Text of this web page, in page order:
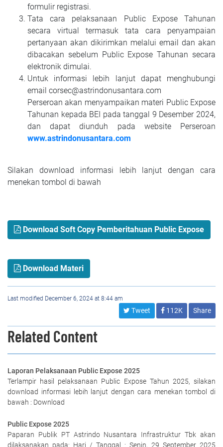
formulir registrasi.
Tata cara pelaksanaan Public Expose Tahunan
secara virtual termasuk tata cara penyampaian
pertanyaan akan dikirimkan melalui email dan akan
dibacakan sebelum Public Expose Tahunan secara
elektronik dimulai.
Untuk informasi lebih lanjut dapat menghubungi
email corsec@astrindonusantara.com
Perseroan akan menyampaikan materi Public Expose
Tahunan kepada BEI pada tanggal 9 Desember 2024,
dan dapat diunduh pada website Perseroan
www.astrindonusantara.com
Silakan download informasi lebih lanjut dengan cara
menekan tombol di bawah
Download Soft Copy Pemberitahuan Public Expose
Download Materi
Last modified December 6, 2024 at 8:44 am
Tweet 112K Share
Related Content
Laporan Pelaksanaan Public Expose 2025
Terlampir hasil pelaksanaan Public Expose Tahun 2025, silakan
download informasi lebih lanjut dengan cara menekan tombol di
bawah : Download
Public Expose 2025
Paparan Publik PT Astrindo Nusantara Infrastruktur Tbk akan
dilaksanakan pada: Hari / Tanggal : Senin, 29 September 2025